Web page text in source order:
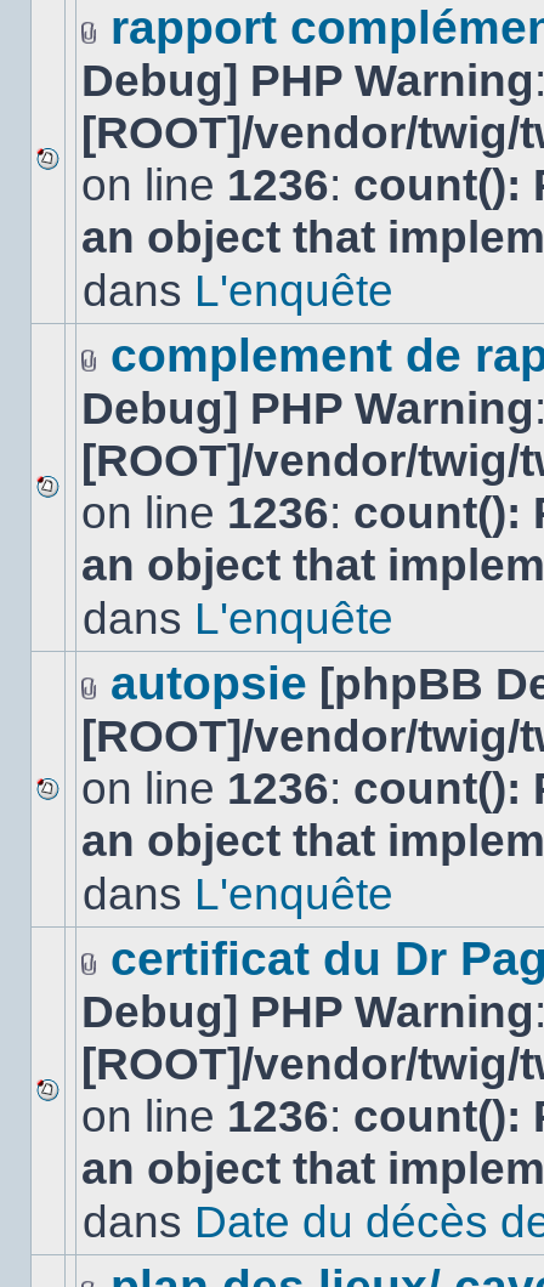
sujet.
Aucun
nouveau
message
non-
dans
Fichier(s)
joint(s)
rapport
Debug] PHP Warning
[ROOT]/vendor/
on line 1236: count():
an object that
dans L'enquête
Aucun
nouveau
message
non-
dans
joint(s)
complement de
Debug] PHP Warning
[ROOT]/vendor/
on line 1236: count():
an object that
dans L'enquête
Aucun
nouveau
message
sujet.
joint(s)
autopsie [phpBB
[ROOT]/vendor/
on line 1236: count():
an object that
dans L'enquête
Aucun
nouveau
message
non-
dans
joint(s)
certificat du Dr
Debug] PHP Warning
[ROOT]/vendor/
on line 1236: count():
an object that
dans Date du décès